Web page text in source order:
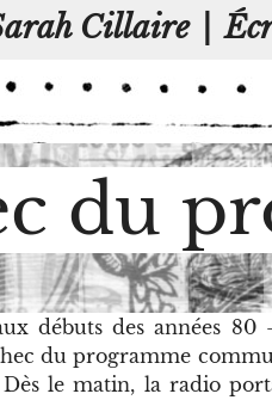
Cillaire
du
débuts des années
du programme
Dès le matin, la radio